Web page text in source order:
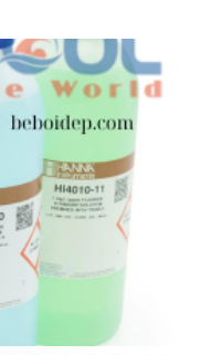
điều chỉnh pH và
nước trong bể